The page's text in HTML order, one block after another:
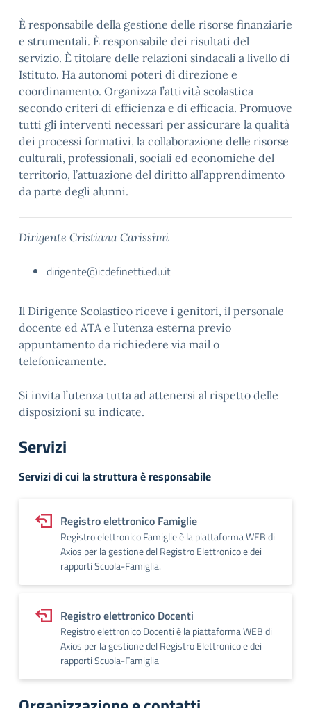
È responsabile della gestione delle risorse finanziarie
e strumentali. È responsabile dei risultati del
servizio. È titolare delle relazioni sindacali a livello di
Istituto. Ha autonomi poteri di direzione e
coordinamento. Organizza l’attività scolastica
secondo criteri di efficienza e di efficacia. Promuove
tutti gli interventi necessari per assicurare la qualità
dei processi formativi, la collaborazione delle risorse
culturali, professionali, sociali ed economiche del
territorio, l’attuazione del diritto all’apprendimento
da parte degli alunni.
Dirigente Cristiana Carissimi
dirigente@icdefinetti.edu.it
Il Dirigente Scolastico riceve i genitori, il personale
docente ed ATA e l’utenza esterna previo
appuntamento da richiedere via mail o
telefonicamente.
Si invita l’utenza tutta ad attenersi al rispetto delle
disposizioni su indicate.
Servizi
Servizi di cui la struttura è responsabile
Registro elettronico Famiglie
Registro elettronico Famiglie è la piattaforma WEB di
Axios per la gestione del Registro Elettronico e dei
rapporti Scuola-Famiglia.
Registro elettronico Docenti
Registro elettronico Docenti è la piattaforma WEB di
Axios per la gestione del Registro Elettronico e dei
rapporti Scuola-Famiglia